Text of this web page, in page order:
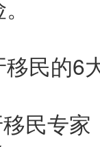
民的6
民专